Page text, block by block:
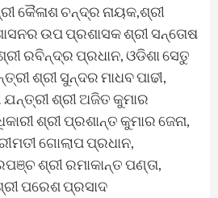
କୈଳାଶ ଚନ୍ଦ୍ର ନାୟକ,ଶ୍ରୀ
ଉପ ପ୍ରଶାସକ ଶ୍ରୀ ସନ୍ତୋଷ
ରବିନ୍ଦ୍ର ପ୍ରଧାନ, ଓଡିଶା ସେତୁ
ଶ୍ରୀ ସୁନ୍ଦର ମାଧବ ପାଢୀ,
ଶ୍ରୀ ଅଜିତ କୁମାର
ଶ୍ରୀ ପ୍ରଶାନ୍ତ କୁମାର ଜେନା,
ଗୋଲାପ ପ୍ରଧାନ,
ଶ୍ରୀ ରମାକାନ୍ତ ପଣ୍ତା,
ପରେଶ ପ୍ରସାଦ